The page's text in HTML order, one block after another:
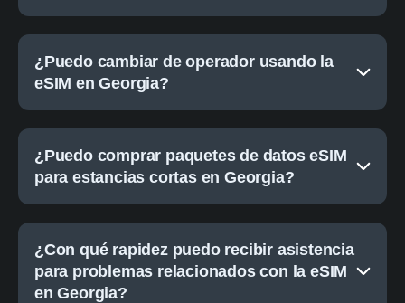
¿Puedo cambiar de operador usando la
eSIM en Georgia?
¿Puedo comprar paquetes de datos eSIM
para estancias cortas en Georgia?
¿Con qué rapidez puedo recibir asistencia
para problemas relacionados con la eSIM
en Georgia?